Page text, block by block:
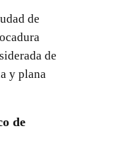
de
de
y plana
de